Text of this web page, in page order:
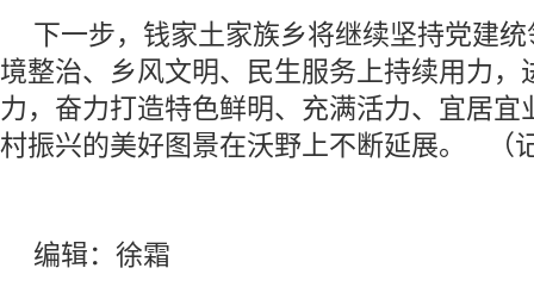
下一步，钱家土家族乡将继续坚持党建
境整治、乡风文明、民生服务上持续用力，
力，奋力打造特色鲜明、充满活力、宜居宜
村振兴的美好图景在沃野上不断延展。 （
编辑：徐霜